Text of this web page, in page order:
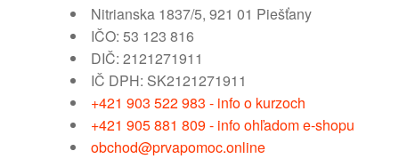
Nitrianska 1837/5, 921 01 Piešťany
IČO: 53 123 816
DIČ: 2121271911
IČ DPH: SK2121271911
+421 903 522 983 - info o kurzoch
+421 905 881 809 - info ohľadom e-shopu
obchod@prvapomoc.online